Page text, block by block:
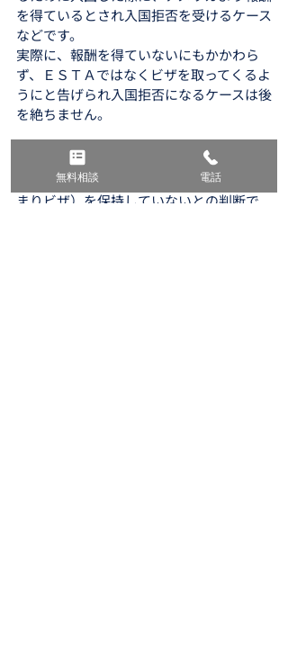
を得ているとされ入国拒否を受けるケース
などです。
実際に、報酬を得ていないにもかかわら
ず、ＥＳＴＡではなくビザを取ってくるよ
うにと告げられ入国拒否になるケースは後
を絶ちません。
〇再入国するために〇
このケースは、本来取得するべき書類（つ
まりビザ）を保持していないとの判断で
無料相談 電話